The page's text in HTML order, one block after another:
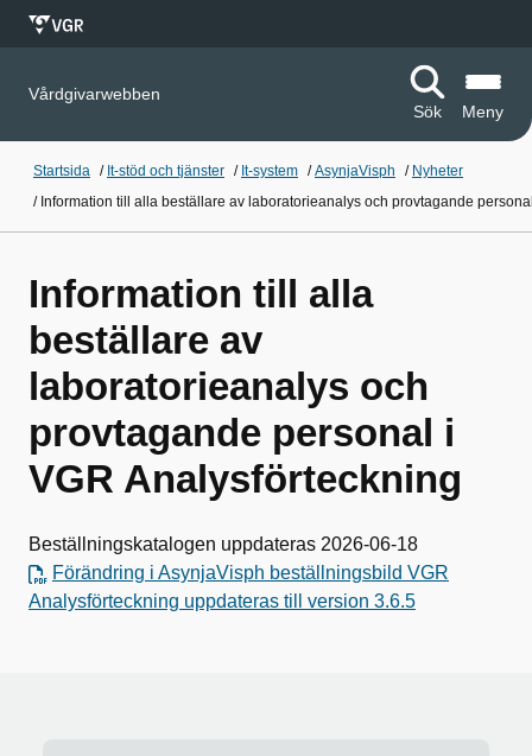
Vårdgivarwebben
Sök
Meny
Startsida / It-stöd och tjänster / It-system /AsynjaVisph / Nyheter
/ Information till alla beställare av laboratorieanalys och provtagande
Information till alla
beställare av
laboratorieanalys och
provtagande personal i
VGR Analysförteckning
Beställningskatalogen uppdateras 2026-06-18
Förändring i AsynjaVisph beställningsbild VGR
Analysförteckning uppdateras till version 3.6.5